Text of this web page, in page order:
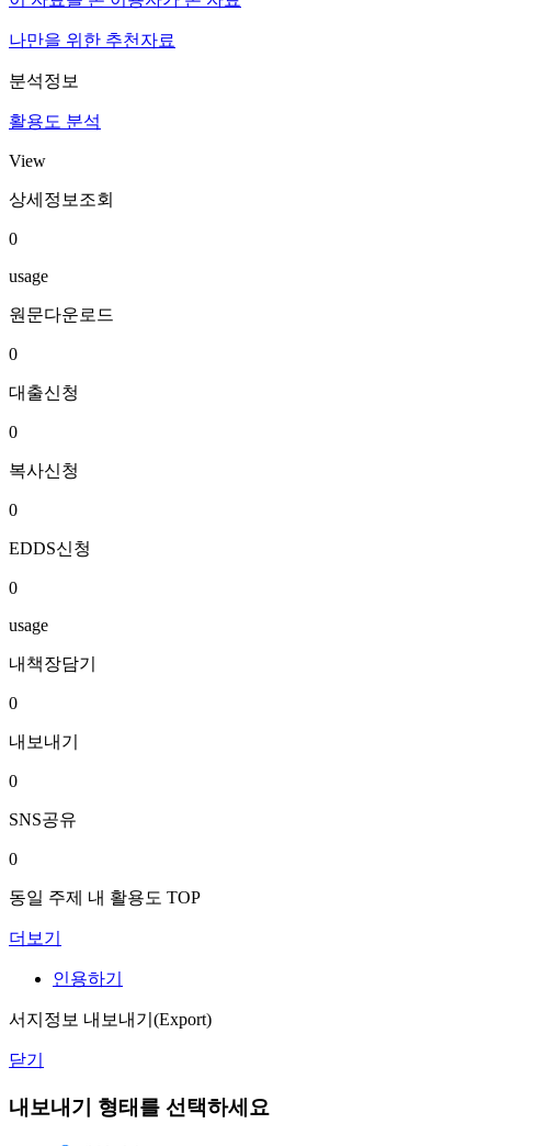
나만을 위한 추천자료
분석정보
활용도 분석
View
상세정보조회
0
usage
원문다운로드
0
대출신청
0
복사신청
0
EDDS신청
0
usage
내책장담기
0
내보내기
0
SNS공유
0
동일 주제 내 활용도 TOP
더보기
인용하기
서지정보 내보내기(Export)
닫기
내보내기 형태를 선택하세요